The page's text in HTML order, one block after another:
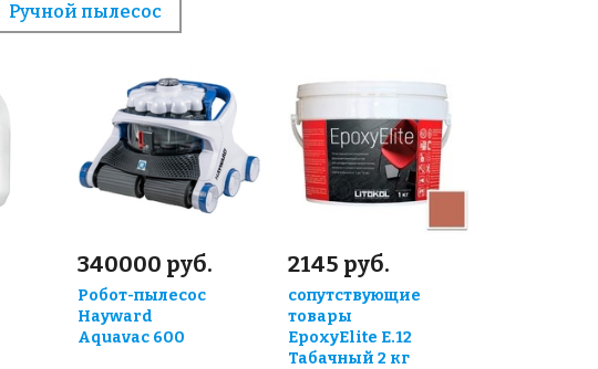
Ручной пылесос
340000 руб.
Робот-пылесос
Hayward
Aquavac 600
2145 руб.
сопутствующие
товары
EpoxyElite E.12
Табачный 2 кг